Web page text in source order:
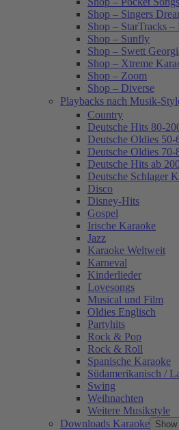
Shop – Singers
Shop – StarTracks –
Shop – Sunfly
Shop – Swett
Shop – Xtreme
Shop – Zoom
Shop – Diverse
Playbacks nach Musik-
Country
Deutsche Hits 80-
Deutsche Oldies 50-
Deutsche Oldies 70-
Deutsche Hits ab
Deutsche Schlager
Disco
Disney-Hits
Gospel
Irische Karaoke
Jazz
Karaoke Weltweit
Karneval
Kinderlieder
Lovesongs
Musical und Film
Oldies Englisch
Partyhits
Rock & Pop
Rock & Roll
Spanische Karaoke
Südamerikanisch /
Swing
Weihnachten
Weitere Musikstyle
Downloads Karaoke